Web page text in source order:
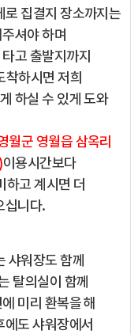
로 집결지 장소까지는
셔야 하며
고 출발지까지
하시면 저희
하실 수 있게 도와
월군 영월읍 삼옥리
이용시간보다
고 계시면 더
십니다.
샤워장도 함께
탈의실이 함께
미리 환복을 해
도 샤워장에서